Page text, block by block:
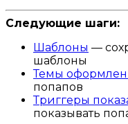
Следующие шаги:
Шаблоны —
шаблоны
Темы
попапов
Триггеры
показывать